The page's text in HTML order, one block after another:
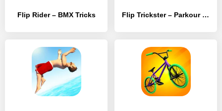
Flip Rider – BMX Tricks Flip Trickster – Parkour Simulator